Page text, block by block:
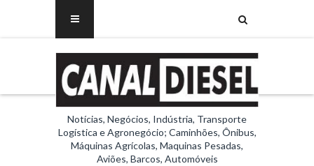
Notícias, Negócios, Indústria, Transporte
Logística e Agronegócio; Caminhões, Ônibus,
Máquinas Agrícolas, Maquinas Pesadas,
Aviões, Barcos, Automóveis